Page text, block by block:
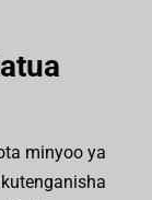
minyoo ya